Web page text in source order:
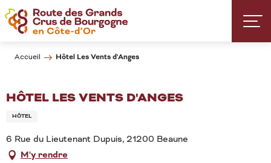
Aller
au
contenu
Accueil Hôtel Les Vents d'Anges
HÔTEL LES VENTS D'ANGES
HÔTEL
6 Rue du Lieutenant Dupuis, 21200 Beaune
M'y rendre